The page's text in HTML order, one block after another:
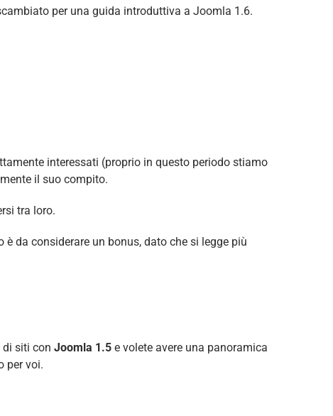
per una guida introduttiva a Joomla 1.6.
interessati (proprio in questo periodo stiamo
il suo compito.
tra loro.
da considerare un bonus, dato che si legge più
di siti con Joomla 1.5 e volete avere una panoramica
per voi.